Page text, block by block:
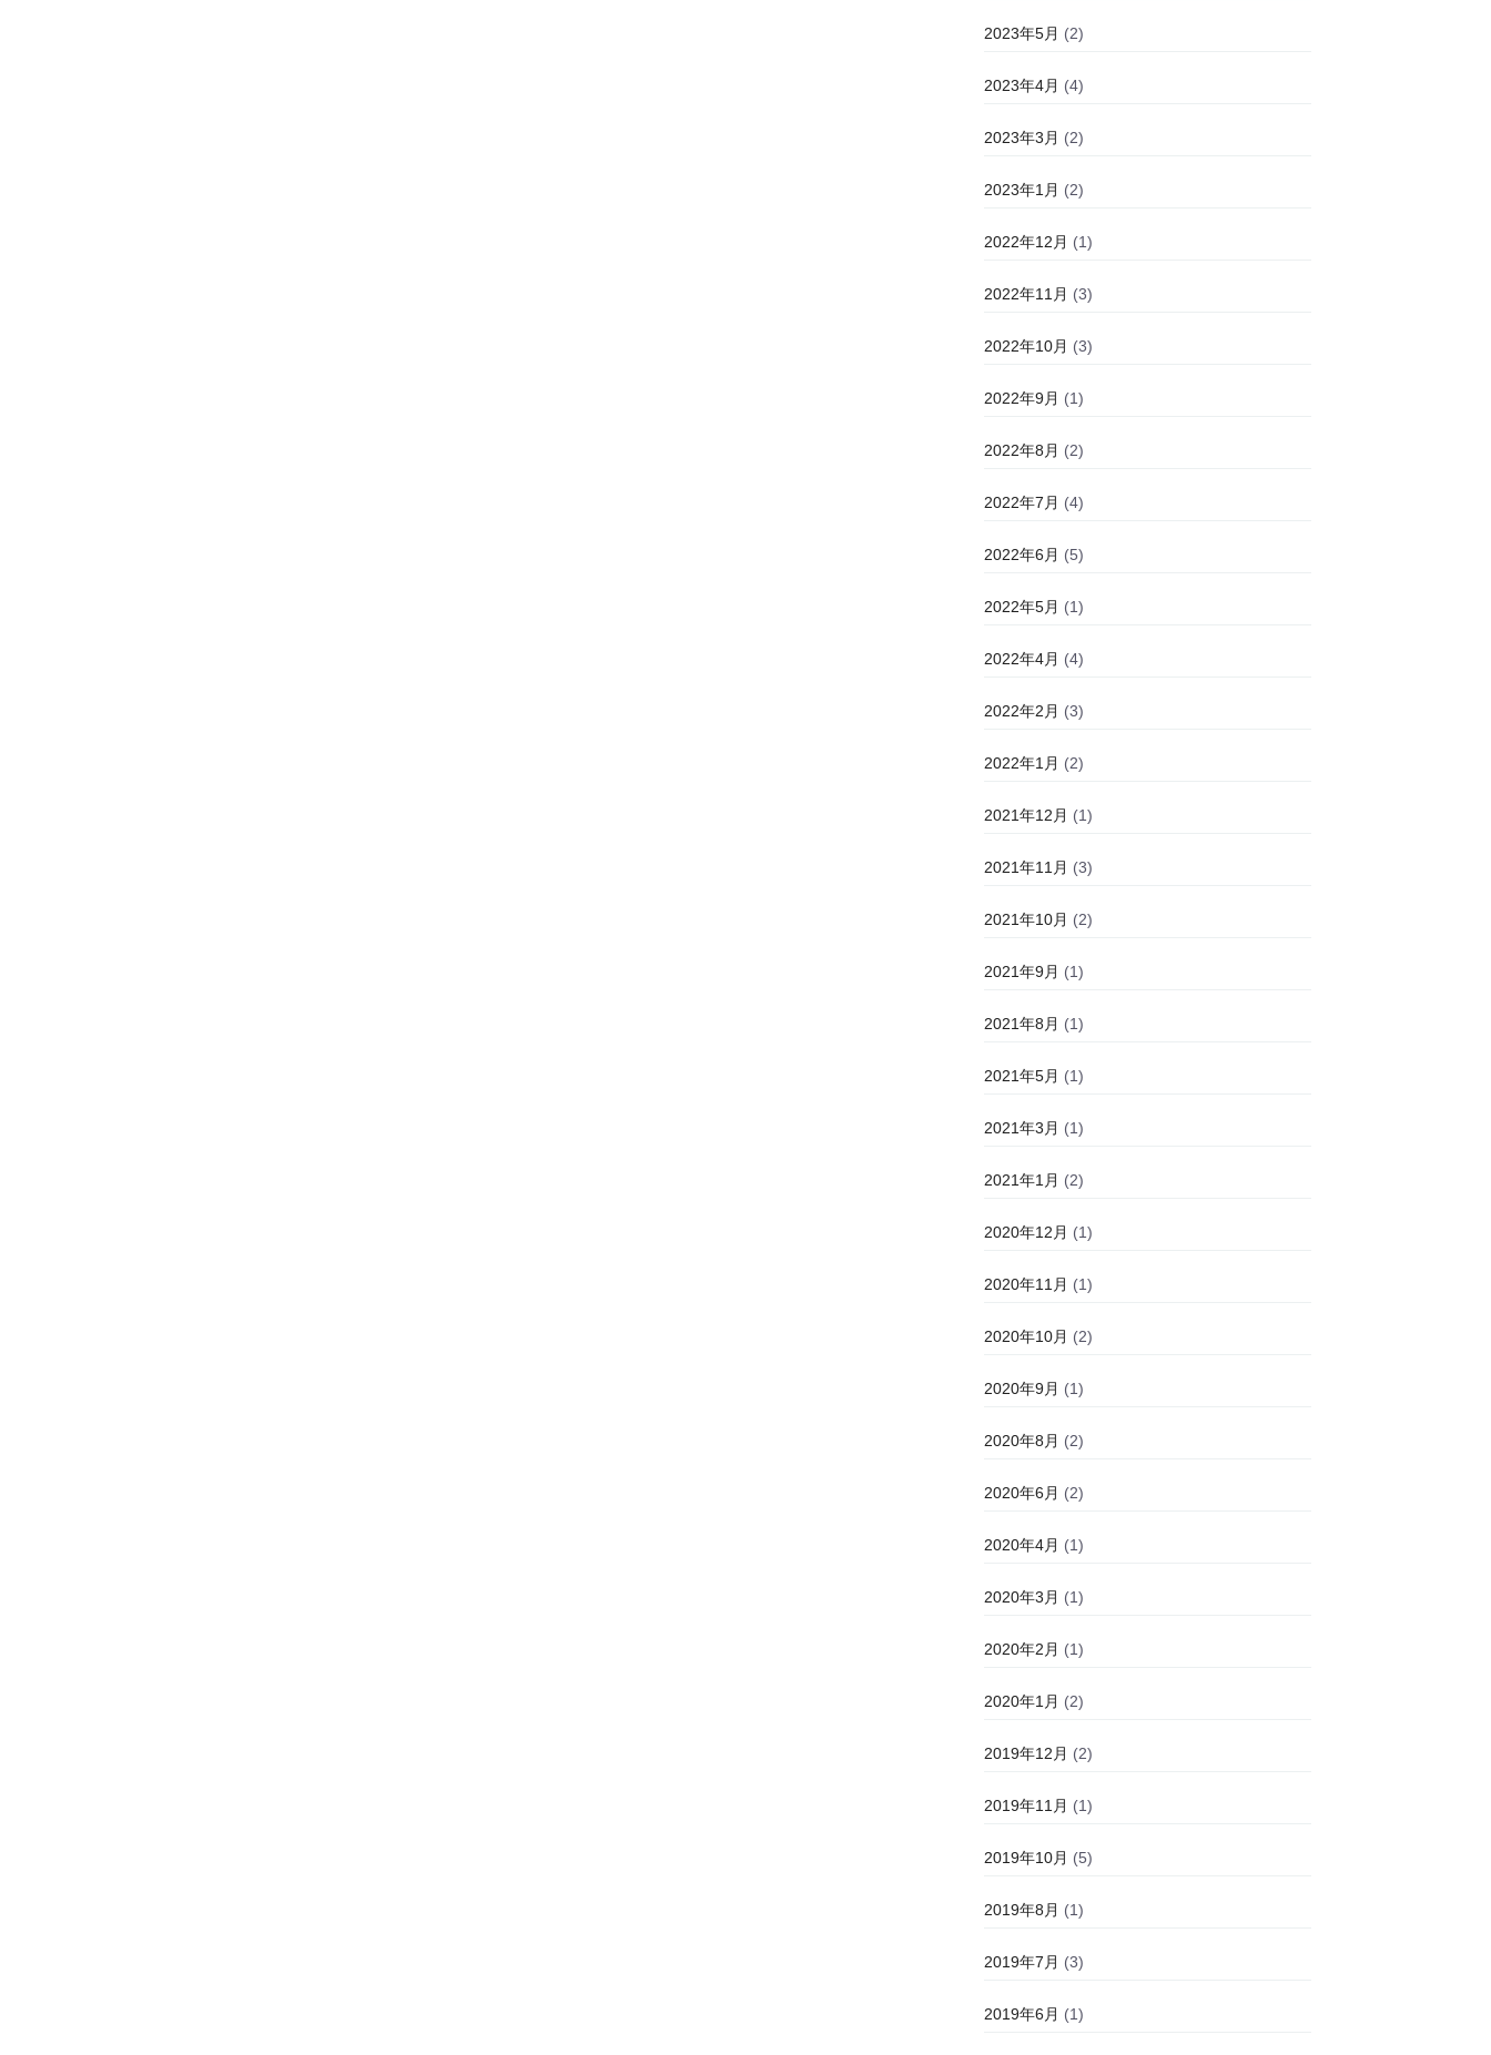
2023年5月 (2)
2023年4月 (4)
2023年3月 (2)
2023年1月 (2)
2022年12月 (1)
2022年11月 (3)
2022年10月 (3)
2022年9月 (1)
2022年8月 (2)
2022年7月 (4)
2022年6月 (5)
2022年5月 (1)
2022年4月 (4)
2022年2月 (3)
2022年1月 (2)
2021年12月 (1)
2021年11月 (3)
2021年10月 (2)
2021年9月 (1)
2021年8月 (1)
2021年5月 (1)
2021年3月 (1)
2021年1月 (2)
2020年12月 (1)
2020年11月 (1)
2020年10月 (2)
2020年9月 (1)
2020年8月 (2)
2020年6月 (2)
2020年4月 (1)
2020年3月 (1)
2020年2月 (1)
2020年1月 (2)
2019年12月 (2)
2019年11月 (1)
2019年10月 (5)
2019年8月 (1)
2019年7月 (3)
2019年6月 (1)